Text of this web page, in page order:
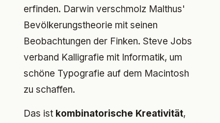
erfinden. Darwin verschmolz Malthus'
Bevölkerungstheorie mit seinen
Beobachtungen der Finken. Steve Jobs
verband Kalligrafie mit Informatik, um
schöne Typografie auf dem Macintosh
zu schaffen.
Das ist kombinatorische Kreativität,